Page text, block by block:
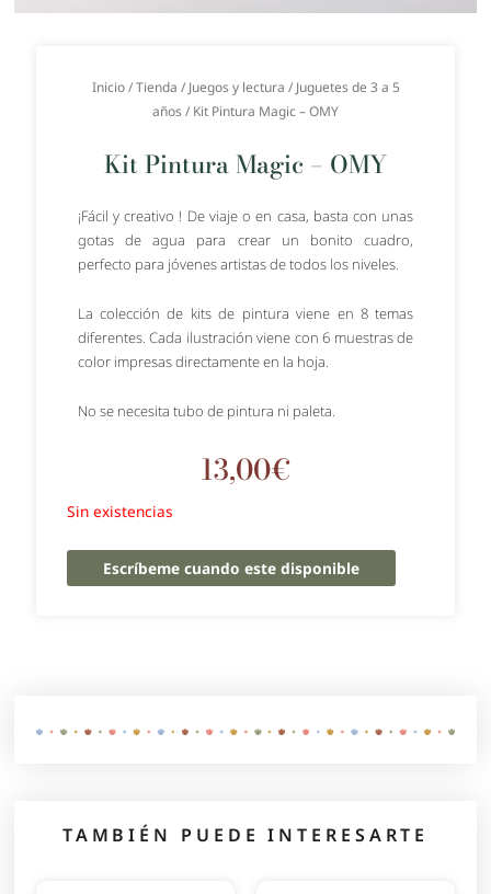
Inicio/Tienda / Juegos y lectura / Juguetes de 3 a 5
años / Kit Pintura Magic – OMY
Kit Pintura Magic – OMY
¡Fácil y creativo ! De viaje o en casa, basta con unas
gotas de agua para crear un bonito cuadro,
perfecto para jóvenes artistas de todos los niveles.
La colección de kits de pintura viene en 8 temas
diferentes. Cada ilustración viene con 6 muestras de
color impresas directamente en la hoja.
No se necesita tubo de pintura ni paleta.
13,00€
Sin existencias
Escríbeme cuando este disponible
TAMBIÉN PUEDE INTERESARTE